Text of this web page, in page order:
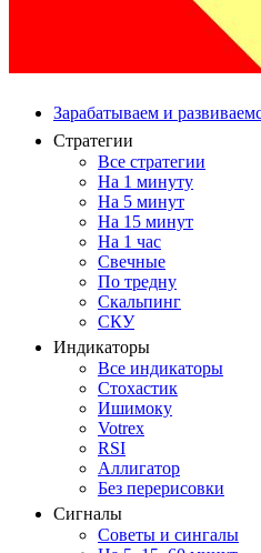
Зарабатываем и
Стратегии
Все стратегии
На 1 минуту
На 5 минут
На 15 минут
На 1 час
Свечные
По тредну
Скальпинг
СКУ
Индикаторы
Все индикаторы
Стохастик
Ишимоку
Votrex
RSI
Аллигатор
Без перерисовки
Сигналы
Советы и сингалы